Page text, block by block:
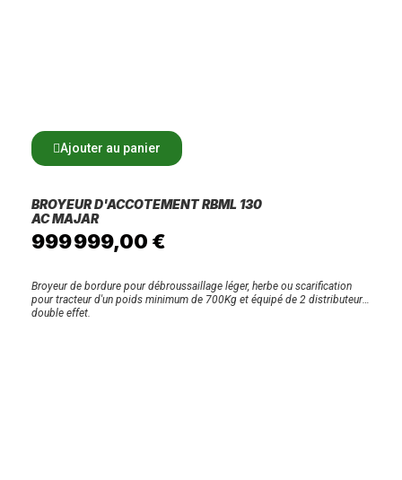
Ajouter au panier
BROYEUR D'ACCOTEMENT RBML 130
AC MAJAR
999 999,00 €
Broyeur de bordure pour débroussaillage léger, herbe ou scarification
pour tracteur d'un poids minimum de 700Kg et équipé de 2 distributeurs
double effet.